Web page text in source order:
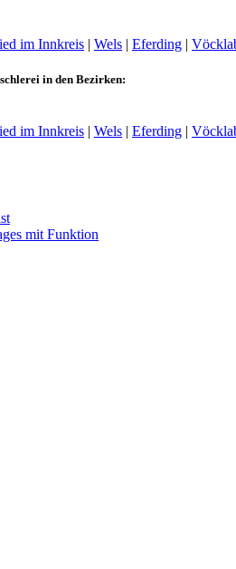
im Innkreis | Wels | Eferding |
in den Bezirken:
im Innkreis | Wels | Eferding |
mit Funktion